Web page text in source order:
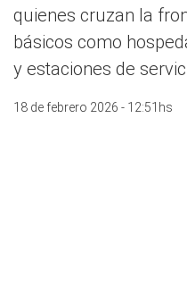
quienes cruzan la
básicos como
y estaciones de
18 de febrero 2026 - 12:51hs